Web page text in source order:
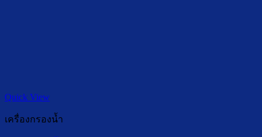
Quick View
เครื่องกรองน้ำ